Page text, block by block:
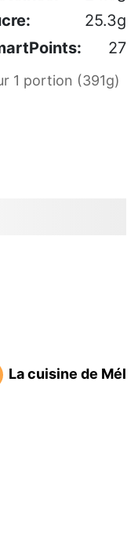
25.3g
27
1 portion (391g)
La cuisine de Mél